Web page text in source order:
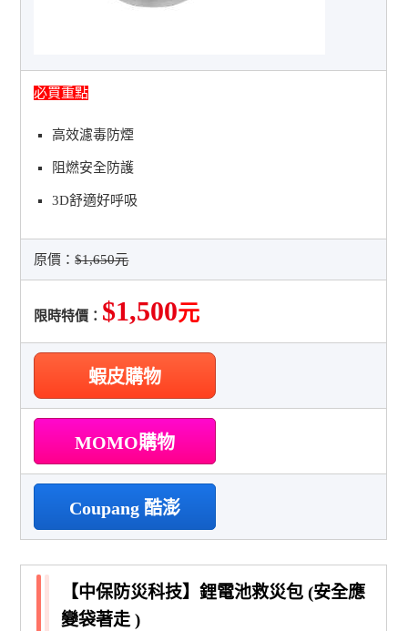
必買重點
高效濾毒防煙
阻燃安全防護
3D舒適好呼吸
原價：$1,650元
限時特價： $1,500元
蝦皮購物
MOMO購物
Coupang 酷澎
【中保防災科技】鋰電池救災包 (安全應
變袋著走 )